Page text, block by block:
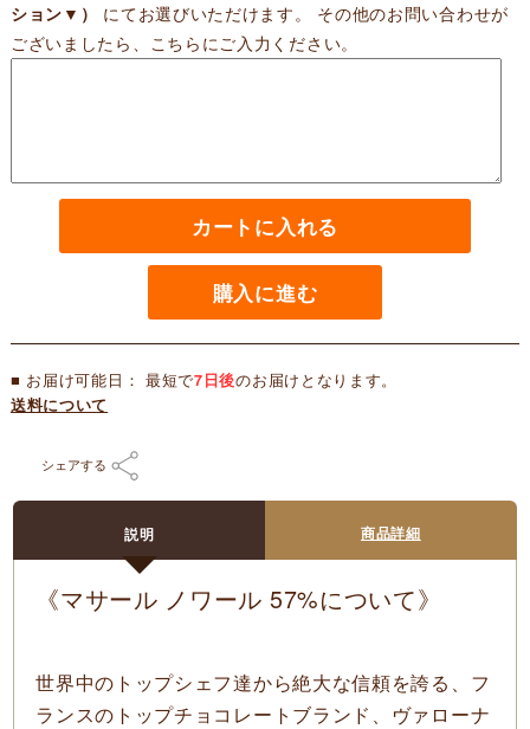
ション▼）
にてお選びいただけます。 その他のお問い合わせが
ございましたら、こちらにご入力ください。
カートに入れる
購入に進む
■ お届け可能日： 最短で7日後のお届けとなります。
送料について
シェアする
説明 商品詳細
《マサール ノワール 57%について》
世界中のトップシェフ達から絶大な信頼を誇る、フ
ランスのトップチョコレートブランド、ヴァローナ